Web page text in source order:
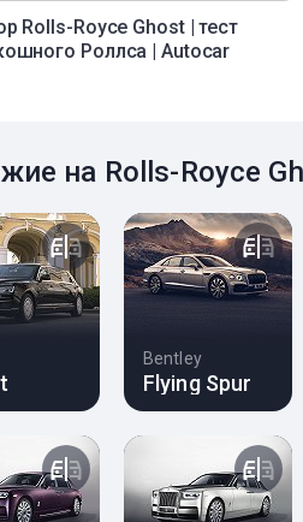
Rolls-Royce Ghost | тест
Роллса | Autocar
на Rolls-Royce
Bentley
Flying Spur